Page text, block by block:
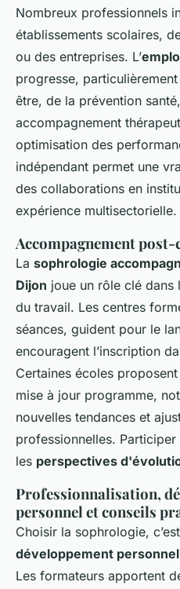
Nombreux professionnels
établissements scolaires,
ou des entreprises. L’
progresse,
être, de la prévention
accompagnement
optimisation des
indépendant permet une
des collaborations en
expérience multisectorielle.
Accompagnement
La sophrologie
Dijon joue un rôle clé dans
du travail. Les centres
séances, guident pour le
encouragent l’inscription
Certaines écoles
mise à jour programme,
nouvelles tendances et
professionnelles.
les perspectives
Professionnalisation,
personnel et conseils
Choisir la sophrologie,
développement
Les formateurs apportent